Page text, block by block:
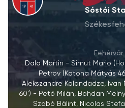
Sóstói
Fehérvár
Dala Martin - Simut Mario
Petrov (Katona Mátyás
Alekszandre Kalandadze, Ivan
60') - Pető Milán, Bohdan
Szabó Bálint, Nicolas